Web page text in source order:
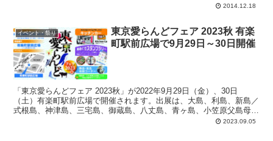
2014.12.18
イベント・祭り
東京愛らんどフェア 2023秋 有楽
町駅前広場で9月29日～30日開催
「東京愛らんどフェア 2023秋」が2022年9月29日（金）、30日
（土）有楽町駅前広場で開催されます。出展は、大島、利島、新島／
式根島、神津島、三宅島、御蔵島、八丈島、青ヶ島、小笠原父島母
島、福島県、一般社団法人大多摩観光連盟。キッチンカー、島めぐり
2023.09.05